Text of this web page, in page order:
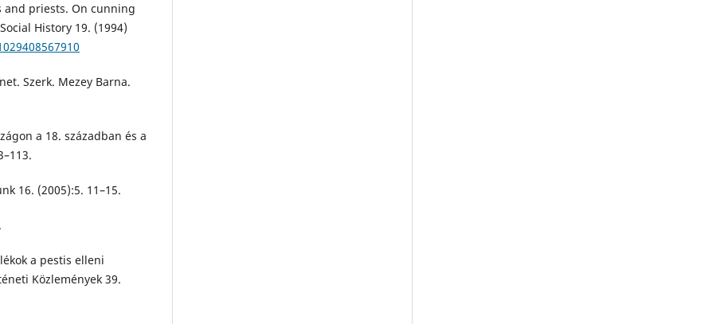
and priests. On cunning
History 19. (1994)
Szerk. Mezey Barna.
a 18. században és a
16. (2005):5. 11–15.
a pestis elleni
Közlemények 39.